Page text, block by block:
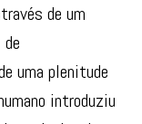
de um
uma plenitude
introduziu